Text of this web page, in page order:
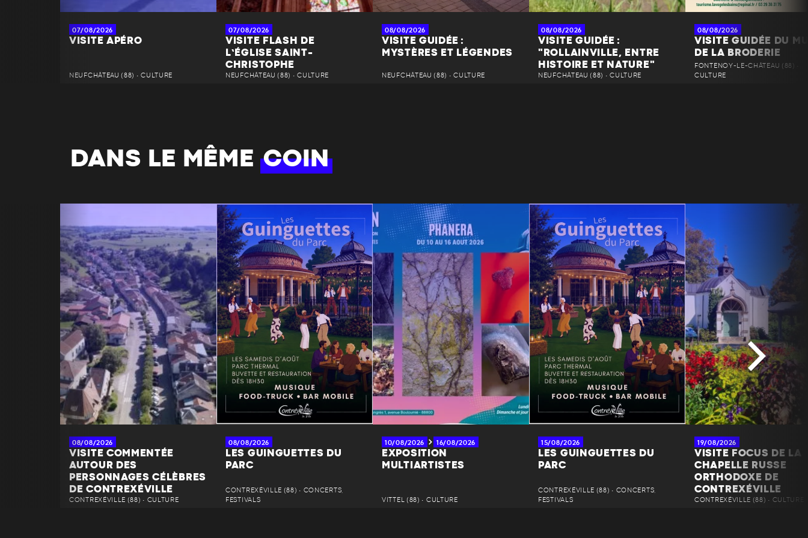
07/08/2026
VISITE APÉRO
NEUFCHÂTEAU (88) • CULTURE
07/08/2026
VISITE FLASH DE
L’ÉGLISE SAINT-
CHRISTOPHE
NEUFCHÂTEAU (88) • CULTURE
08/08/2026
VISITE GUIDÉE :
MYSTÈRES ET LÉGENDES
NEUFCHÂTEAU (88) • CULTURE
08/08/2026
VISITE GUIDÉE :
"ROLLAINVILLE, ENTRE
HISTOIRE ET NATURE"
NEUFCHÂTEAU (88) • CULTURE
08/08/2026
VISITE GUIDÉE DU
DE LA BRODERIE
FONTENOY-LE-CHÂTEAU (88) •
CULTURE
DANS LE MÊMECOIN
08/08/2026
VISITE COMMENTÉE
AUTOUR DES
PERSONNAGES CÉLÈBRES
DE CONTREXÉVILLE
CONTREXÉVILLE (88) • CULTURE
08/08/2026
LES GUINGUETTES DU
PARC
CONTREXÉVILLE (88) • CONCERTS,
FESTIVALS
10/08/2026 16/08/2026
EXPOSITION
MULTIARTISTES
VITTEL (88) • CULTURE
15/08/2026
LES GUINGUETTES DU
PARC
CONTREXÉVILLE (88) • CONCERTS,
FESTIVALS
19/08/2026
VISITE FOCUS DE LA
CHAPELLE RUSSE
ORTHODOXE DE
CONTREXÉVILLE
CONTREXÉVILLE (88) • CULTURE